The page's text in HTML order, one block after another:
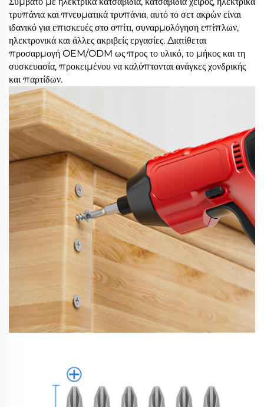
τρυπάνια και πνευματικά τρυπάνια, αυτό το σετ ακρών είναι
ιδανικό για επισκευές στο σπίτι, συναρμολόγηση επίπλων,
ηλεκτρονικά και άλλες ακριβείς εργασίες. Διατίθεται
προσαρμογή OEM/ODM ως προς το υλικό, το μήκος και τη
συσκευασία, προκειμένου να καλύπτονται ανάγκες χονδρικής
και παρτίδων.